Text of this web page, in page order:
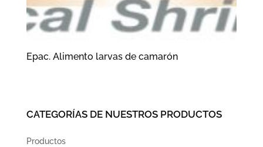
Epac. Alimento larvas de camarón
CATEGORÍAS DE NUESTROS PRODUCTOS
Productos